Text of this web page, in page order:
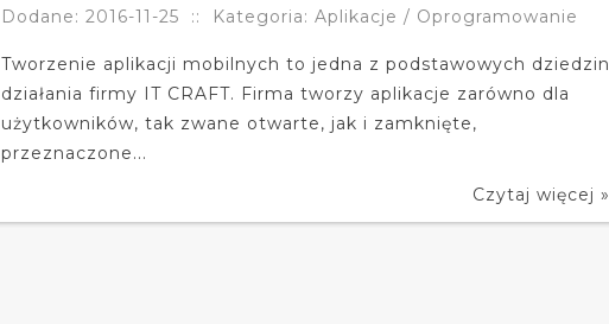
Dodane: 2016-11-25 :: Kategoria: Aplikacje / Oprogramowanie
Tworzenie aplikacji mobilnych to jedna z podstawowych dziedzin
działania firmy IT CRAFT. Firma tworzy aplikacje zarówno dla
użytkowników, tak zwane otwarte, jak i zamknięte,
przeznaczone...
Czytaj więcej »